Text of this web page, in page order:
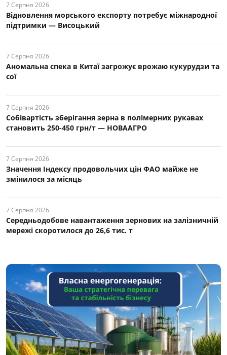
7 Серпня 2026
Відновлення морського експорту потребує міжнародної
підтримки — Висоцький
7 Серпня 2026
Аномальна спека в Китаї загрожує врожаю кукурудзи та
сої
7 Серпня 2026
Собівартість зберігання зерна в полімерних рукавах
становить 250-450 грн/т — НОВААГРО
7 Серпня 2026
Значення Індексу продовольчих цін ФАО майже не
змінилося за місяць
7 Серпня 2026
Середньодобове навантаження зернових на залізничній
мережі скоротилося до 26,6 тис. т